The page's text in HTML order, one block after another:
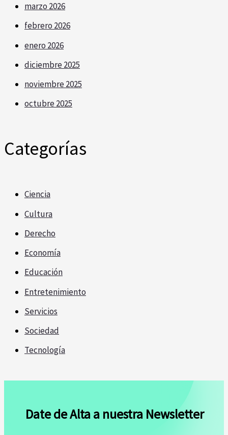
marzo 2026
febrero 2026
enero 2026
diciembre 2025
noviembre 2025
octubre 2025
Categorías
Ciencia
Cultura
Derecho
Economía
Educación
Entretenimiento
Servicios
Sociedad
Tecnología
Date de Alta a nuestra Newsletter